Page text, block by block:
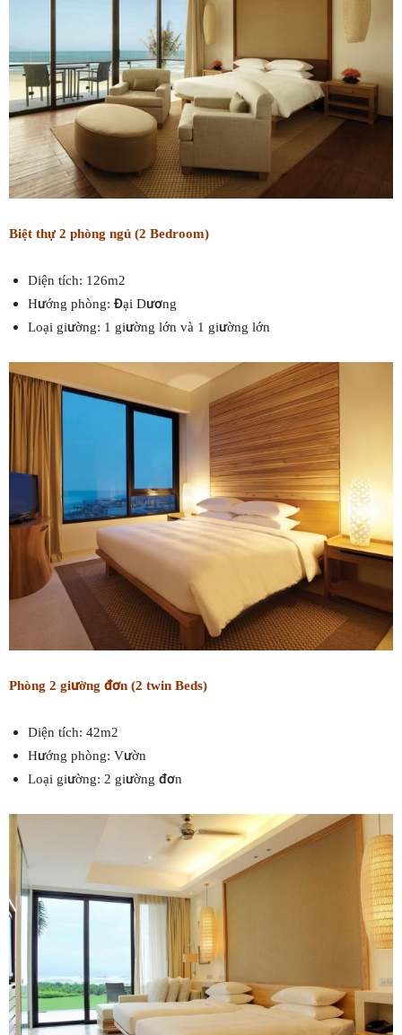
Biệt thự 2 phòng ngủ (2 Bedroom)
Diện tích: 126m2
Hướng phòng: Đại Dương
Loại giường: 1 giường lớn và 1 giường lớn
Phòng 2 giường đơn (2 twin Beds)
Diện tích: 42m2
Hướng phòng: Vườn
Loại giường: 2 giường đơn